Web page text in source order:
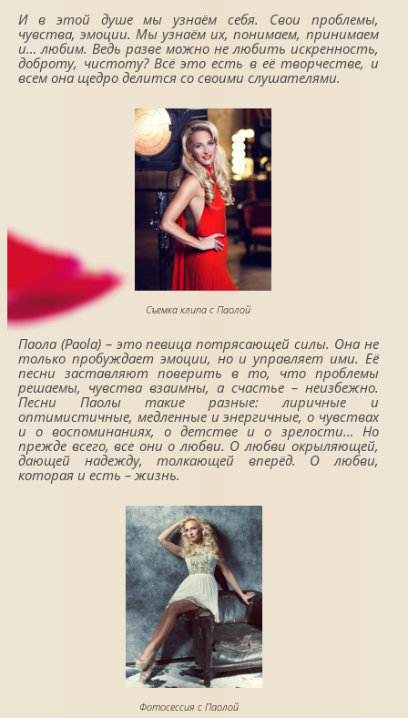
И в этой душе мы узнаём себя. Свои проблемы,
чувства, эмоции. Мы узнаём их, понимаем, принимаем
и… любим. Ведь разве можно не любить искренность,
доброту, чистоту? Всё это есть в её творчестве, и
всем она щедро делится со своими слушателями.
Съемка клипа с Паолой
Паола (Paola) – это певица потрясающей силы. Она не
только пробуждает эмоции, но и управляет ими. Её
песни заставляют поверить в то, что проблемы
решаемы, чувства взаимны, а счастье – неизбежно.
Песни Паолы такие разные: лиричные и
оптимистичные, медленные и энергичные, о чувствах
и о воспоминаниях, о детстве и о зрелости… Но
прежде всего, все они о любви. О любви окрыляющей,
дающей надежду, толкающей вперёд. О любви,
которая и есть – жизнь.
Фотосессия с Паолой